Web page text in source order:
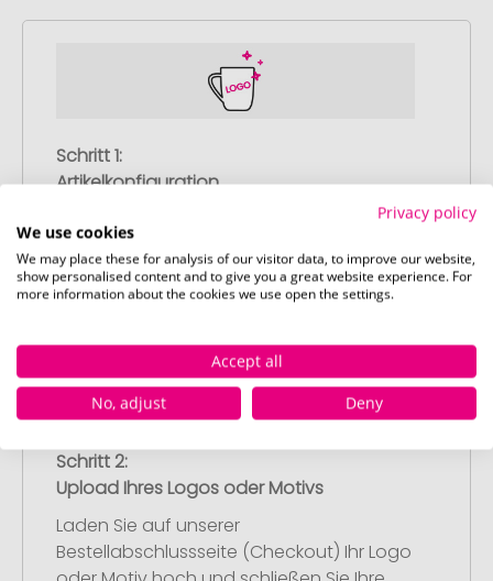
Schritt 1:
Artikelkonfiguration
Werbeartikel aus und passen Sie diese
nach Ihren Vorstellungen an.
Anschließend legen Sie die konfigurierten
Schritt 2:
Upload Ihres Logos oder Motivs
Laden Sie auf unserer
Bestellabschlussseite (Checkout) Ihr Logo
Privacy policy
We use cookies
We may place these for analysis of our visitor data, to improve our website,
show personalised content and to give you a great website experience. For
more information about the cookies we use open the settings.
Accept all
No, adjust
Deny